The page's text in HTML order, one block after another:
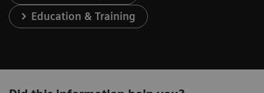
Education & Training